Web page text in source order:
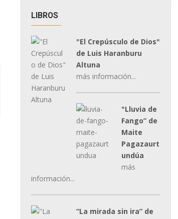
LIBROS
"El Crepúsculo de Dios"
de Luis Haranburu
Altuna
más información...
"Lluvia de
Fango” de
Maite
Pagazaurt
undúa
más
información...
“La mirada sin ira” de